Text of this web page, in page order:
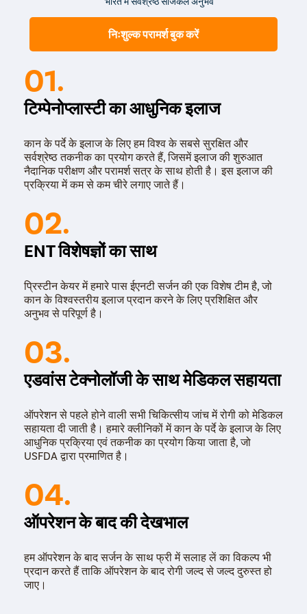
निःशुल्क परामर्श बुक करें
01.
टिम्पेनोप्लास्टी का आधुनिक इलाज
कान के पर्दे के इलाज के लिए हम विश्व के सबसे सुरक्षित और
सर्वश्रेष्ठ तकनीक का प्रयोग करते हैं, जिसमें इलाज की शुरुआत
नैदानिक परीक्षण और परामर्श सत्र के साथ होती है। इस इलाज की
प्रक्रिया में कम से कम चीरे लगाए जाते हैं।
02.
ENT विशेषज्ञों का साथ
प्रिस्टीन केयर में हमारे पास ईएनटी सर्जन की एक विशेष टीम है, जो
कान के विश्वस्तरीय इलाज प्रदान करने के लिए प्रशिक्षित और
अनुभव से परिपूर्ण है।
03.
एडवांस टेक्नोलॉजी के साथ मेडिकल सहायता
ऑपरेशन से पहले होने वाली सभी चिकित्सीय जांच में रोगी को मेडिकल
सहायता दी जाती है। हमारे क्लीनिकों में कान के पर्दे के इलाज के लिए
आधुनिक प्रक्रिया एवं तकनीक का प्रयोग किया जाता है, जो
USFDA द्वारा प्रमाणित है।
04.
ऑपरेशन के बाद की देखभाल
हम ऑपरेशन के बाद सर्जन के साथ फ्री में सलाह लें का विकल्प भी
प्रदान करते हैं ताकि ऑपरेशन के बाद रोगी जल्द से जल्द दुरुस्त हो
जाए।